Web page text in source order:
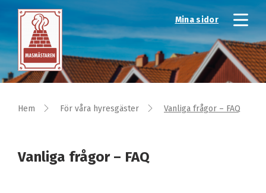
Mina sidor
Hem För våra hyresgäster Vanliga frågor – FAQ
Vanliga frågor – FAQ